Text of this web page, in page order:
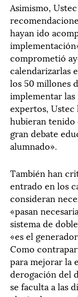
Asimismo,
hayan ido
comprometió
calendarizarlas
los 50 millones
implementar
expertos, Ustec
hubieran tenido
gran debate
alumnado».
También han
entrado en los
consideran
«pasan
sistema de
«es el
Como
para mejorar la
derogación del
se faculta a las